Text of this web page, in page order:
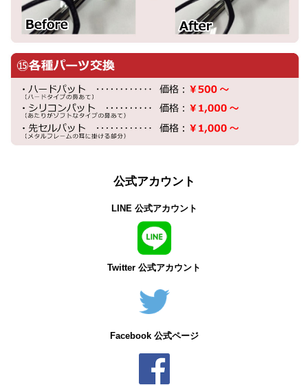
公式アカウント
LINE 公式アカウント
Twitter 公式アカウント
Facebook 公式ページ